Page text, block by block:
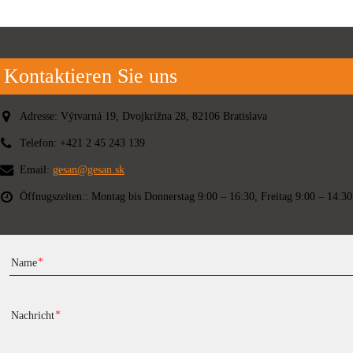
Kontaktieren Sie uns
Adresse: Výtvarná 19, Dvojkrížna 28, 82106 Bratislava
Telefon: +421 2 45 243 139
Email: gesan@gesan.sk
Öffnugszeiten:: Montag bis Donnerstag 9:00 – 16:30, Freitag 9:00 – 14:30
Name
Nachricht